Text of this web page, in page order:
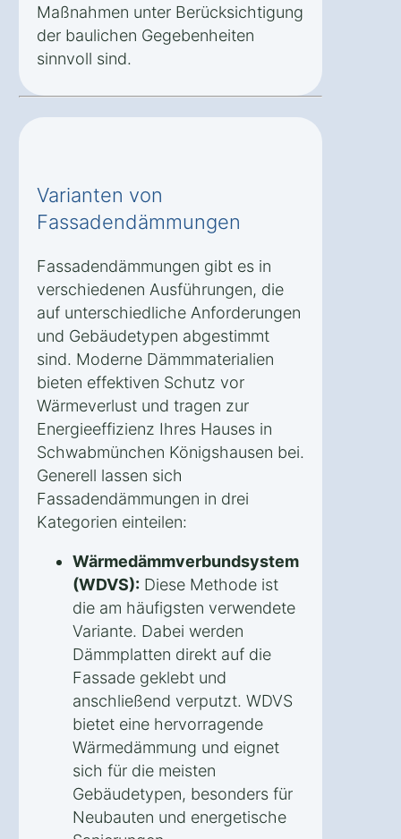
Maßnahmen unter Berücksichtigung
der baulichen Gegebenheiten
sinnvoll sind.
Varianten von
Fassadendämmungen
Fassadendämmungen gibt es in
verschiedenen Ausführungen, die
auf unterschiedliche Anforderungen
und Gebäudetypen abgestimmt
sind. Moderne Dämmmaterialien
bieten effektiven Schutz vor
Wärmeverlust und tragen zur
Energieeffizienz Ihres Hauses in
Schwabmünchen Königshausen bei.
Generell lassen sich
Fassadendämmungen in drei
Kategorien einteilen:
Wärmedämmverbundsystem
(WDVS): Diese Methode ist
die am häufigsten verwendete
Variante. Dabei werden
Dämmplatten direkt auf die
Fassade geklebt und
anschließend verputzt. WDVS
bietet eine hervorragende
Wärmedämmung und eignet
sich für die meisten
Gebäudetypen, besonders für
Neubauten und energetische